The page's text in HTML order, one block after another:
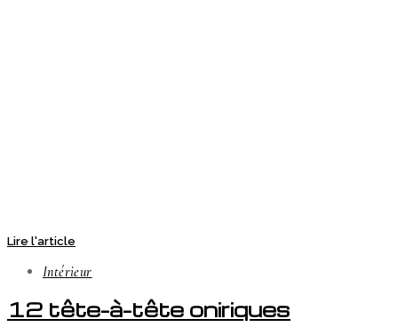
Lire l'article
Intérieur
12 tête-à-tête oniriques